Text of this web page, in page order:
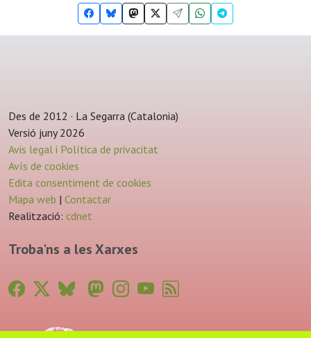
Des de 2012 · La Segarra (Catalonia)
Versió juny 2026
Avis legal i Política de privacitat
Avís de cookies
Edita consentiment de cookies
Mapa web | Contactar
Realització: cdnet
Troba'ns a les Xarxes